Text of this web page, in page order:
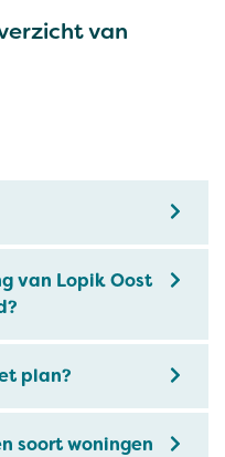
van
van Lopik Oost
plan?
soort woningen